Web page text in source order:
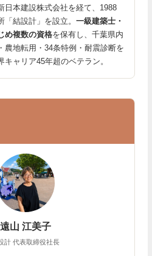
日本建設株式会社を経て、1988
「結設計」を設立。一級建築士・
め複数の資格を保有し、千葉県内
農地転用・34条特例・耐震診断を
キャリア45年超のベテラン。
遠山 江美子
計 代表取締役社長